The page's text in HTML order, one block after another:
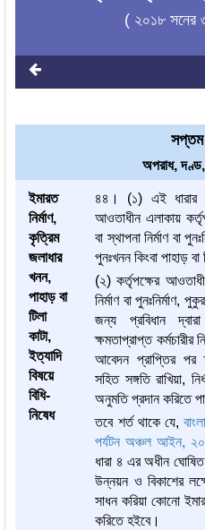
( ২০১৮ সনের
অপরাধ, দণ্ড,
ইমারত
নির্মাণ,
কৃত্রিম
জলাধার
খনন,
পাহাড় বা
টিলা
কাটা,
ইত্যাদি
বিষয়ে
বিধি-
নিষেধ
৪৪। (১) এই ধারার
আওতাধীন এলাকায়
বা স্থাপনা নির্মাণ বা
পুনঃখনন কিংবা পাহাড় বা
(২) কর্তৃপক্ষের
নির্মাণ বা পুনঃনির্মাণ,
জন্য প্রবিধান
ক্ষমতাপ্রাপ্ত
আবেদন প্রাপ্তির পর
সহিত সঙ্গতি রাখিয়া,
অনুমতি প্রদান করিতে
তবে শর্ত থাকে যে,
পর্যটন অঞ্চল আইন,
ধারা ৪ এর অধীন ঘোষিত
উন্নয়ন ও বিকাশের
সাধন করিয়া কোনো
করিতে হইবে।